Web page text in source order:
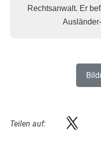
Rechtsanwalt. Er
Teilen auf: